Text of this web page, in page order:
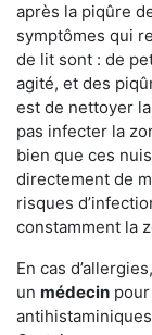
après la piqûre
symptômes qui
de lit sont : de
agité, et des
est de nettoyer
pas infecter la
bien que ces
directement de
risques
constamment la
En cas
un médecin